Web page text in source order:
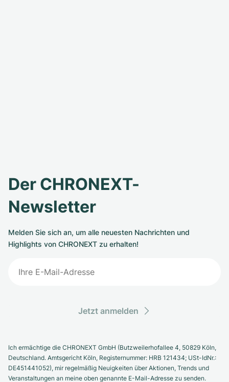
Der CHRONEXT-
Newsletter
Melden Sie sich an, um alle neuesten Nachrichten und
Highlights von CHRONEXT zu erhalten!
Jetzt anmelden
Ich ermächtige die CHRONEXT GmbH (Butzweilerhofallee 4, 50829 Köln,
Deutschland. Amtsgericht Köln, Registernummer: HRB 121434; USt-IdNr.:
DE451441052), mir regelmäßig Neuigkeiten über Aktionen, Trends und
Veranstaltungen an meine oben genannte E-Mail-Adresse zu senden.